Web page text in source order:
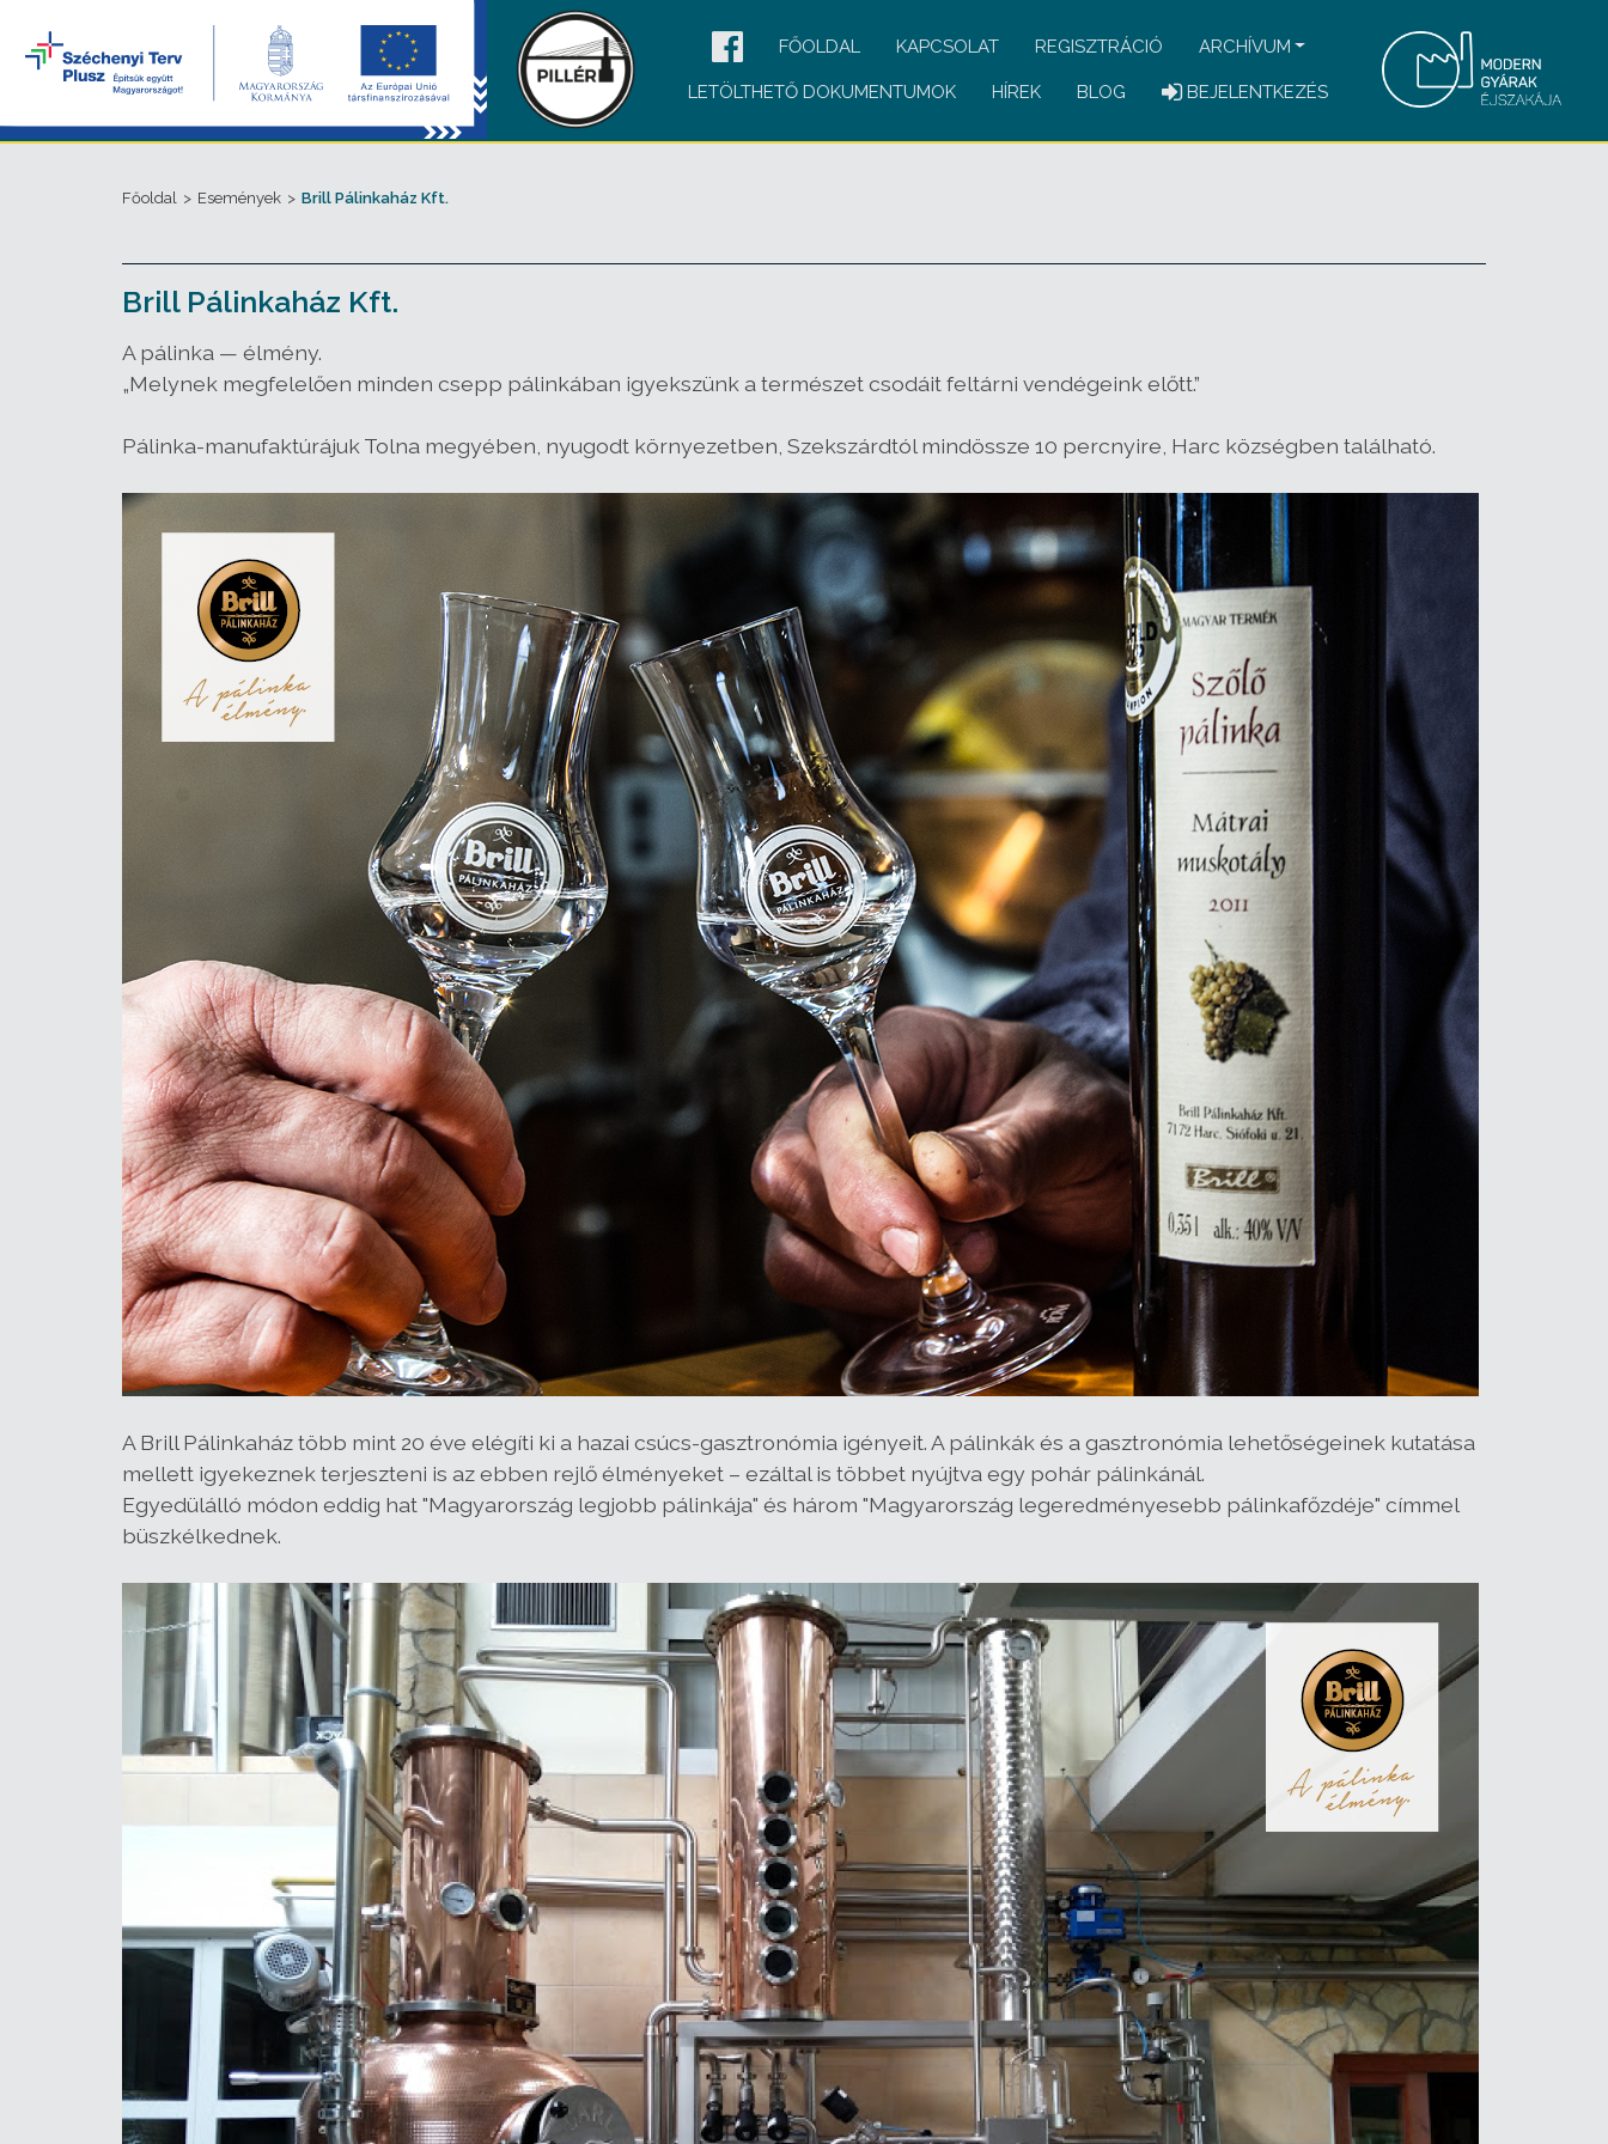
FŐOLDAL KAPCSOLAT REGISZTRÁCIÓ ARCHÍVUM
LETÖLTHETŐ DOKUMENTUMOK HÍREK BLOG BEJELENTKEZÉS
Főoldal > Események > Brill Pálinkaház Kft.
Brill Pálinkaház Kft.
A pálinka — élmény.
„Melynek megfelelően minden csepp pálinkában igyekszünk a természet csodáit feltárni vendégeink előtt.”
Pálinka-manufaktúrájuk Tolna megyében, nyugodt környezetben, Szekszárdtól mindössze 10 percnyire, Harc községben található.
A Brill Pálinkaház több mint 20 éve elégíti ki a hazai csúcs-gasztronómia igényeit. A pálinkák és a gasztronómia lehetőségeinek kutatása
mellett igyekeznek terjeszteni is az ebben rejlő élményeket – ezáltal is többet nyújtva egy pohár pálinkánál.
Egyedülálló módon eddig hat "Magyarország legjobb pálinkája" és három "Magyarország legeredményesebb pálinkafőzdéje" címmel
büszkélkednek.